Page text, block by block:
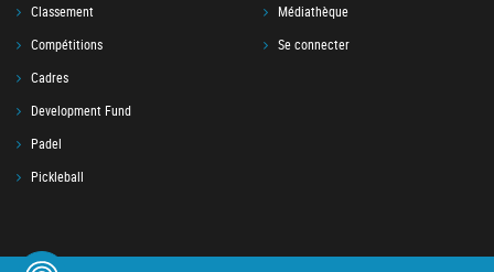
Classement
Compétitions
Cadres
Development Fund
Padel
Pickleball
Médiathèque
Se connecter